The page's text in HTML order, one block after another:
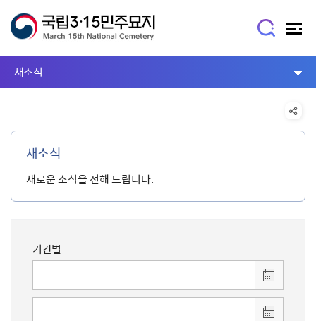
새소식
새소식
새로운 소식을 전해 드립니다.
기간별